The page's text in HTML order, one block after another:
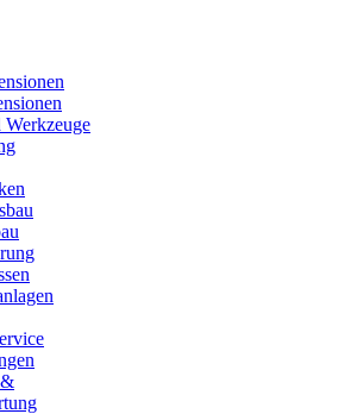
Werkzeuge